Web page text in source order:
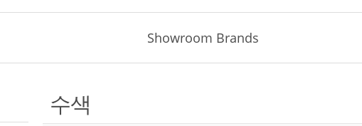
Showroom Brands
수색